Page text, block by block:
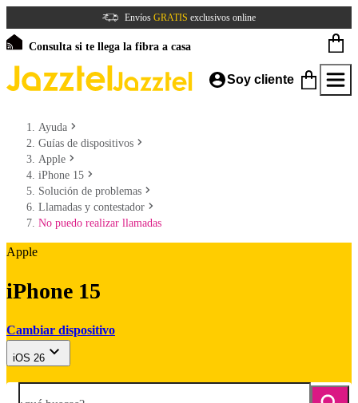
Envíos GRATIS exclusivos online
Consulta si te llega la fibra a casa
Soy cliente
Ayuda
Guías de dispositivos
Apple
iPhone 15
Solución de problemas
Llamadas y contestador
No puedo realizar llamadas
Apple
iPhone 15
Cambiar dispositivo
iOS 26